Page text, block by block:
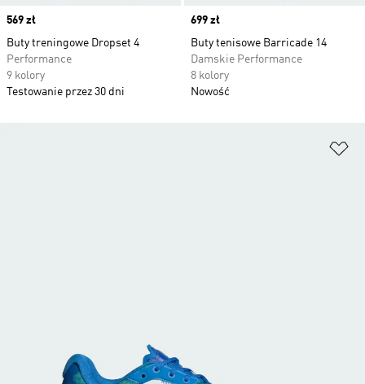
Price
569 zł
Buty treningowe Dropset 4
Performance
9 kolory
Testowanie przez 30 dni
Price
699 zł
Buty tenisowe Barricade 14
Damskie Performance
8 kolory
Nowość